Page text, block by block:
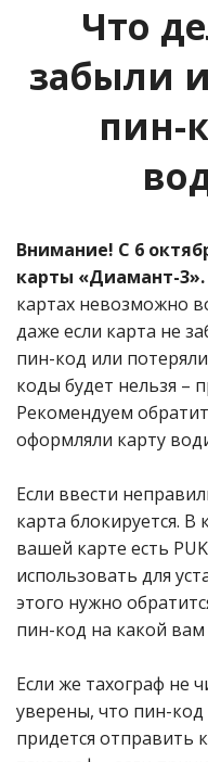
Что
забыли
пин-
Внимание! С 6
карты «Диамант-3».
картах невозможно
даже если карта не
пин-код или
коды будет нельзя –
Рекомендуем
оформляли карту
Если ввести
карта блокируется.
вашей карте есть
использовать для
этого нужно
пин-код на какой вам
Если же тахограф не
уверены, что пин-
придется отправить